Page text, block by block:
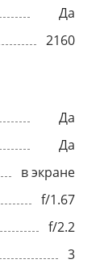
Да
2160
Да
Да
в экране
f/1.67
f/2.2
3